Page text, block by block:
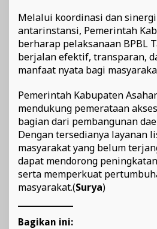
Melalui koordinasi dan
antarinstansi, Pemerintah
berharap pelaksanaan BPBL
berjalan efektif, transparan,
manfaat nyata bagi
Pemerintah Kabupaten
mendukung pemerataan
bagian dari pembangunan
Dengan tersedianya layanan
masyarakat yang belum
dapat mendorong
serta memperkuat
masyarakat.(Surya)
Bagikan ini: